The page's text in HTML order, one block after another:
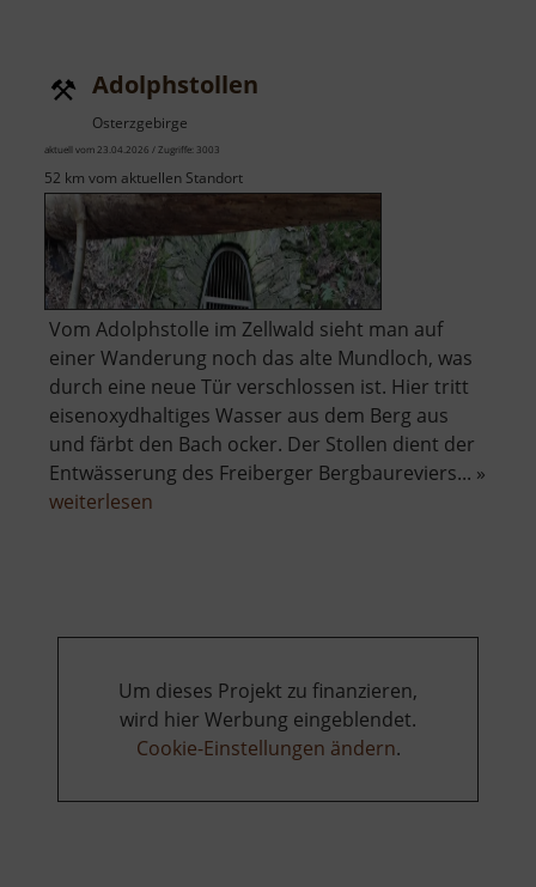
Adolphstollen
Osterzgebirge
aktuell vom 23.04.2026 / Zugriffe: 3003
52 km vom aktuellen Standort
Vom Adolphstolle im Zellwald sieht man auf
einer Wanderung noch das alte Mundloch, was
durch eine neue Tür verschlossen ist. Hier tritt
eisenoxydhaltiges Wasser aus dem Berg aus
und färbt den Bach ocker. Der Stollen dient der
Entwässerung des Freiberger Bergbaureviers... »
weiterlesen
Um dieses Projekt zu finanzieren,
wird hier Werbung eingeblendet.
Cookie-Einstellungen ändern.